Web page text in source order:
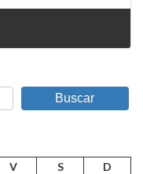
Buscar
V S
D